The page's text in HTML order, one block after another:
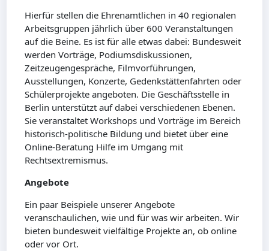
Hierfür stellen die Ehrenamtlichen in 40 regionalen
Arbeitsgruppen jährlich über 600 Veranstaltungen
auf die Beine. Es ist für alle etwas dabei: Bundesweit
werden Vorträge, Podiumsdiskussionen,
Zeitzeugengespräche, Filmvorführungen,
Ausstellungen, Konzerte, Gedenkstättenfahrten oder
Schülerprojekte angeboten. Die Geschäftsstelle in
Berlin unterstützt auf dabei verschiedenen Ebenen.
Sie veranstaltet Workshops und Vorträge im Bereich
historisch-politische Bildung und bietet über eine
Online-Beratung Hilfe im Umgang mit
Rechtsextremismus.
Angebote
Ein paar Beispiele unserer Angebote
veranschaulichen, wie und für was wir arbeiten. Wir
bieten bundesweit vielfältige Projekte an, ob online
oder vor Ort.